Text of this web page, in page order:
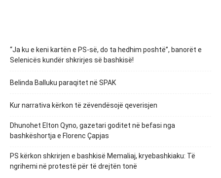
“Ja ku e keni kartën e PS-së, do ta hedhim poshtë”, banorët e
Selenicës kundër shkrirjes së bashkisë!
Belinda Balluku paraqitet në SPAK
Kur narrativa kërkon të zëvendësojë qeverisjen
Dhunohet Elton Qyno, gazetari goditet në befasi nga
bashkëshortja e Florenc Çapjas
PS kërkon shkrirjen e bashkisë Memaliaj, kryebashkiaku: Të
ngrihemi në protestë për të drejtën tonë